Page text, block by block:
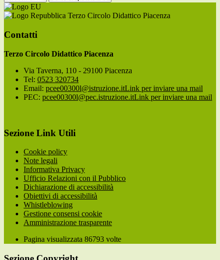
Terzo Circolo Didattico Piacenza
Contatti
Terzo Circolo Didattico Piacenza
Via Taverna, 110 - 29100 Piacenza
Tel: 0523 320734
Email: pcee00300l@istruzione.itLink per inviare una mail
PEC: pcee00300l@pec.istruzione.itLink per inviare una mail
Sezione Link Utili
Cookie policy
Note legali
Informativa Privacy
Ufficio Relazioni con il Pubblico
Dichiarazione di accessibilità
Obiettivi di accessibilità
Whistleblowing
Gestione consensi cookie
Amministrazione trasparente
Pagina visualizzata 86793 volte